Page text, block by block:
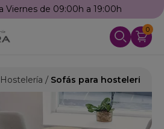
Viernes de 09:00h a 19:00h
0
Sofás para hostelería